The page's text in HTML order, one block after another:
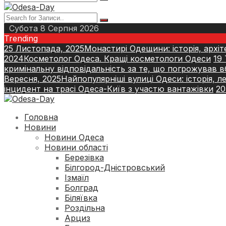
Субота 8 Серпня 2026
Trending
25 Листопада, 2025Монастирі Одещини: історія,
2024Косметолог Одеса. Кращі косметологи Одеси 19
кримінальну відповідальність за те, що погрожував
Вересня, 2025Найпопулярніші вулиці Одеси: історія,
інцидент на трасі Одеса-Київ з участю вантажівки
Головна
Новини
Новини Одеса
Новини області
Березівка
Білгород-Дністровський
Ізмаїл
Болград
Біляївка
Роздільна
Арциз